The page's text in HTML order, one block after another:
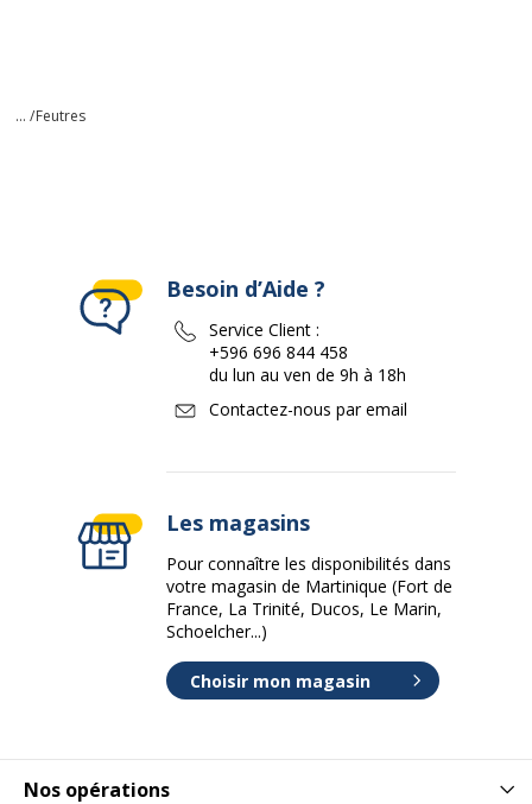
... /Feutres
Nos opérations
Besoin d’Aide ?
Service Client :
+596 696 844 458
du lun au ven de 9h à 18h
Contactez-nous par email
Les magasins
Pour connaître les disponibilités dans
votre magasin de Martinique (Fort de
France, La Trinité, Ducos, Le Marin,
Schoelcher...)
Choisir mon magasin